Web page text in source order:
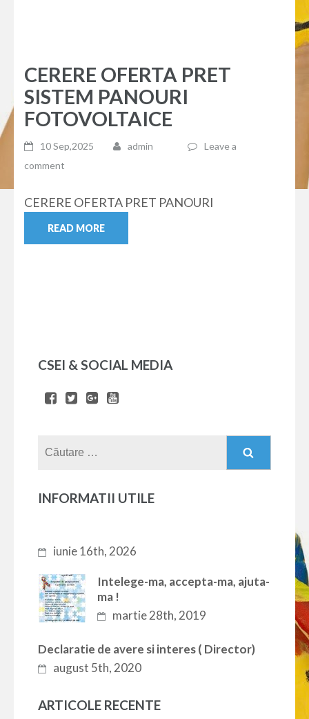
CERERE OFERTA PRET
SISTEM PANOURI
FOTOVOLTAICE
10 Sep,2025 admin
Leave a
comment
CERERE OFERTA PRET PANOURI
READ MORE
CSEI & SOCIAL MEDIA
INFORMATII UTILE
iunie 16th, 2026
Intelege-ma, accepta-ma, ajuta-
ma !
martie 28th, 2019
Declaratie de avere si interes ( Director)
august 5th, 2020
ARTICOLE RECENTE